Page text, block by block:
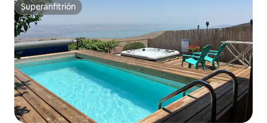
Superanfitrión
Superanfitrión